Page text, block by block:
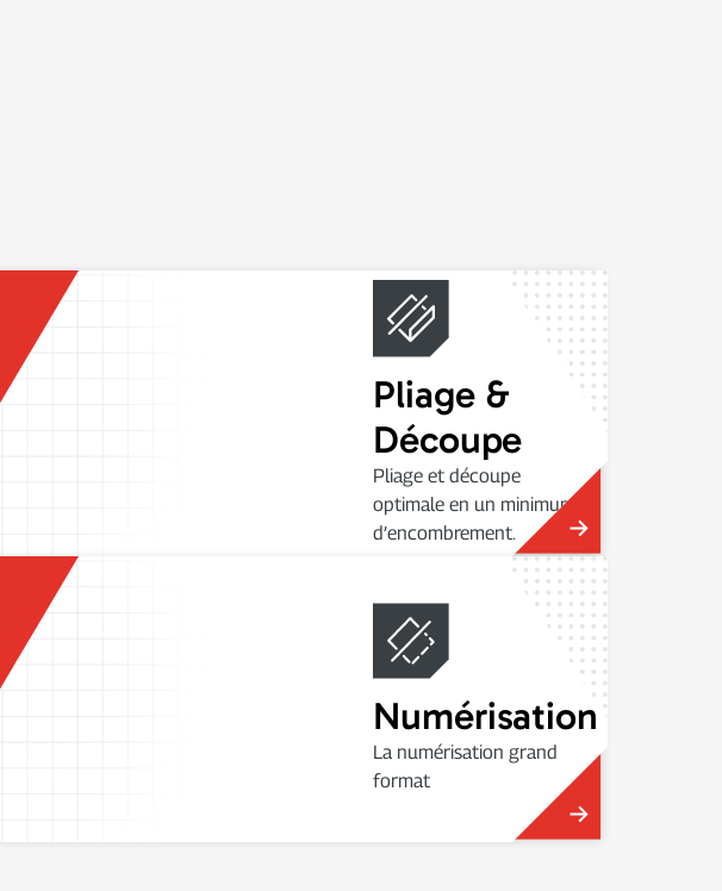
Pliage &
Découpe
Pliage et découpe
optimale en un minimum
d’encombrement.
Numérisation
La numérisation grand
format